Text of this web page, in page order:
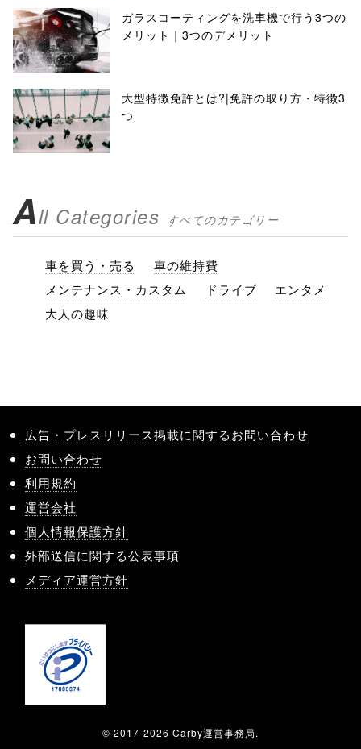
ガラスコーティングを洗車機で行う3つの
メリット｜3つのデメリット
大型特徴免許とは?|免許の取り方・特徴3
つ
All Categories すべてのカテゴリー
車を買う・売る
車の維持費
メンテナンス・カスタム
ドライブ
エンタメ
大人の趣味
広告・プレスリリース掲載に関するお問い合わせ
お問い合わせ
利用規約
運営会社
個人情報保護方針
外部送信に関する公表事項
メディア運営方針
© 2017-2026 Carby運営事務局.